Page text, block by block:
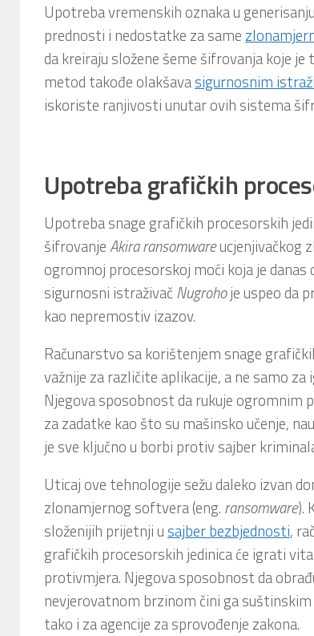
Upotreba vremenskih oznaka u
prednosti i nedostatke za same
da kreiraju složene šeme šifrovanja koje
metod takođe olakšavasigurnosnim
iskoriste ranjivosti unutar ovih sistema
Upotreba grafičkih
Upotreba snage grafičkih procesorskih
šifrovanjeAkira ransomwareucjenjivačkog
ogromnoj procesorskoj moći koja je
sigurnosni istraživačNugrohoje uspeo da
kao nepremostiv izazov.
Računarstvo sa korištenjem snage
važnije za različite aplikacije, a ne samo
Njegova sposobnost da rukuje ogromnim
za zadatke kao što su mašinsko učenje,
je sve ključno u borbi protiv sajber
Uticaj ove tehnologije sežu daleko izvan
zlonamjernog softvera (eng. ransomware).
složenijih prijetnji u sajber bezbjednosti,
grafičkih procesorskih jedinica će igrati
protivmjera. Njegova sposobnost da
nevjerovatnom brzinom čini ga
tako i za agencije za sprovođenje zakona.